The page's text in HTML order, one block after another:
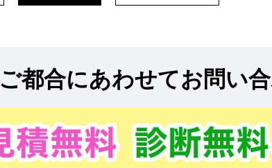
ご都合にあわせてお問い